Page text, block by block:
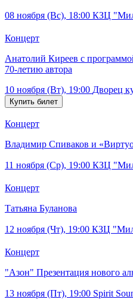
08 ноября (Вс), 18:00 КЗЦ
Концерт
Анатолий Киреев с
70-летию автора
10 ноября (Вт), 19:00 Дворец
Концерт
Владимир Спиваков и
11 ноября (Ср), 19:00 КЗЦ
Концерт
Татьяна Буланова
12 ноября (Чт), 19:00 КЗЦ
Концерт
"Азон" Презентация нового
13 ноября (Пт), 19:00 Spirit